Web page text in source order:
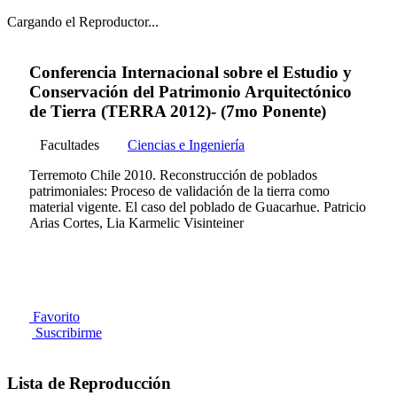
Cargando el Reproductor...
Conferencia Internacional sobre el Estudio y
Conservación del Patrimonio Arquitectónico
de Tierra (TERRA 2012)- (7mo Ponente)
Facultades
Ciencias e Ingeniería
Terremoto Chile 2010. Reconstrucción de poblados
patrimoniales: Proceso de validación de la tierra como
material vigente. El caso del poblado de Guacarhue. Patricio
Arias Cortes, Lia Karmelic Visinteiner
Favorito
Suscribirme
Lista de Reproducción